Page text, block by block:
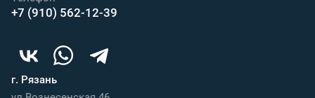
+7 (910) 562-12-39
г. Рязань